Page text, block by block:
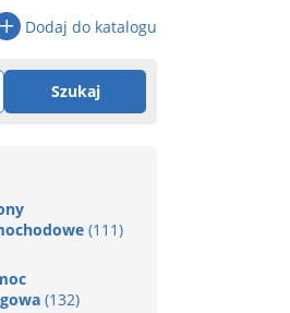
Dodaj do katalogu
Szukaj
(111)
(132)